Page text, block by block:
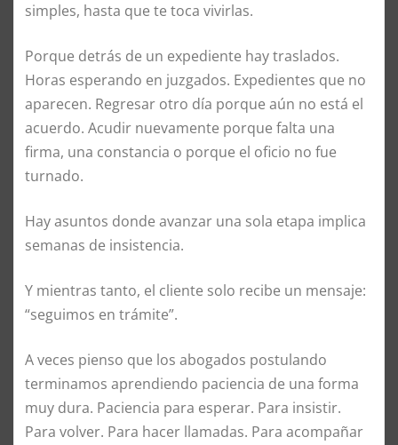
simples, hasta que te toca vivirlas.
Porque detrás de un expediente hay traslados.
Horas esperando en juzgados. Expedientes que no
aparecen. Regresar otro día porque aún no está el
acuerdo. Acudir nuevamente porque falta una
firma, una constancia o porque el oficio no fue
turnado.
Hay asuntos donde avanzar una sola etapa implica
semanas de insistencia.
Y mientras tanto, el cliente solo recibe un mensaje:
“seguimos en trámite”.
A veces pienso que los abogados postulando
terminamos aprendiendo paciencia de una forma
muy dura. Paciencia para esperar. Para insistir.
Para volver. Para hacer llamadas. Para acompañar